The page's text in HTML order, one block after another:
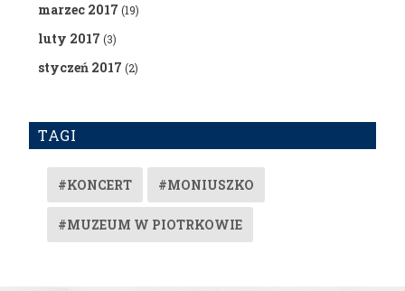
marzec 2017 (19)
luty 2017 (3)
styczeń 2017 (2)
TAGI
#KONCERT #MONIUSZKO
#MUZEUM W PIOTRKOWIE